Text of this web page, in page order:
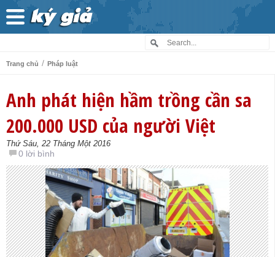
Trang chủ / Pháp luật
Anh phát hiện hầm trồng cần sa
200.000 USD của người Việt
Thứ Sáu, 22 Tháng Một 2016
0 lời bình